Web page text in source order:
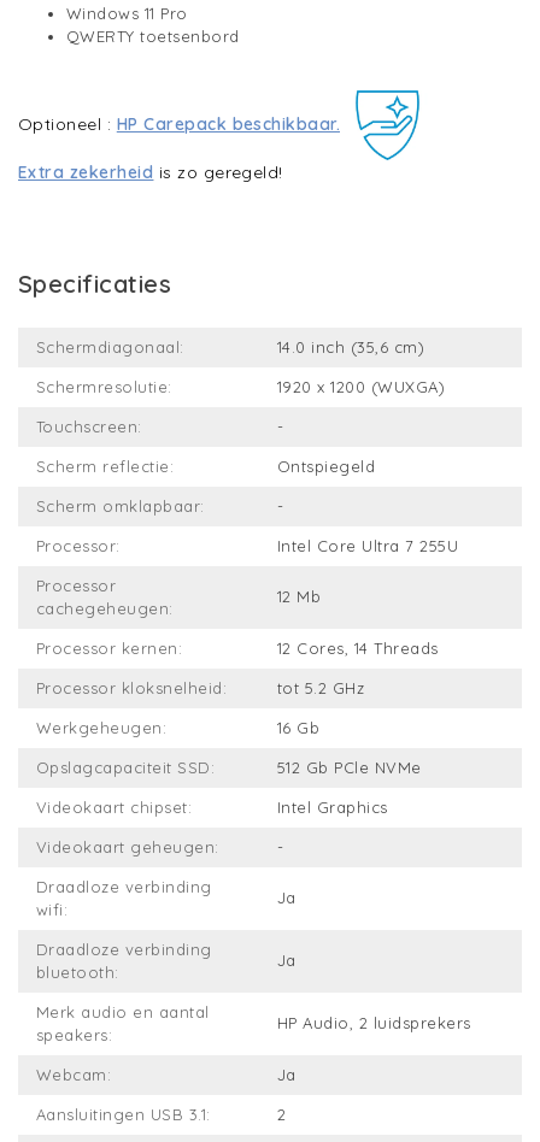
Windows 11 Pro
QWERTY toetsenbord
Optioneel : HP Carepack beschikbaar.
Extra zekerheid is zo geregeld!
Specificaties
Schermdiagonaal: 14.0 inch (35,6 cm)
Schermresolutie: 1920 x 1200 (WUXGA)
Touchscreen: -
Scherm reflectie: Ontspiegeld
Scherm omklapbaar: -
Processor: Intel Core Ultra 7 255U
Processor
cachegeheugen:
12 Mb
Processor kernen: 12 Cores, 14 Threads
Processor kloksnelheid: tot 5.2 GHz
Werkgeheugen: 16 Gb
Opslagcapaciteit SSD: 512 Gb PCle NVMe
Videokaart chipset: Intel Graphics
Videokaart geheugen: -
Draadloze verbinding
wifi:
Ja
Draadloze verbinding
bluetooth:
Ja
Merk audio en aantal
speakers:
HP Audio, 2 luidsprekers
Webcam: Ja
Aansluitingen USB 3.1: 2